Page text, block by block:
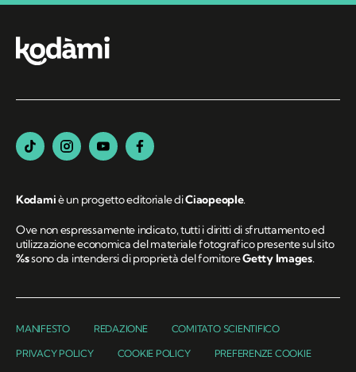
Kodamiè un progetto editoriale diCiaopeople.
Ove non espressamente indicato, tutti i diritti di sfruttamento ed
utilizzazione economica del materiale fotografico presente sul sito
%ssono da intendersi di proprietà del fornitoreGetty Images.
MANIFESTO REDAZIONE COMITATO SCIENTIFICO
PRIVACY POLICY COOKIE POLICY PREFERENZE COOKIE